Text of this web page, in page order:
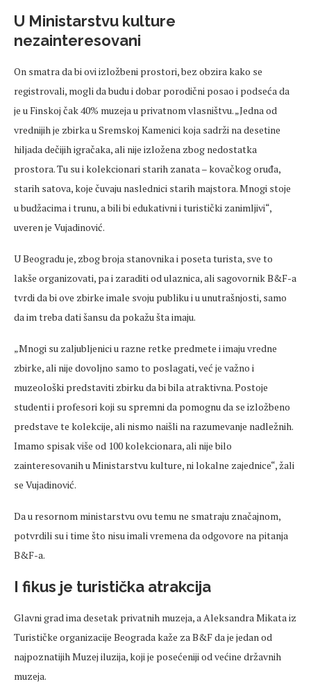
U Ministarstvu kulture
nezainteresovani
On smatra da bi ovi izložbeni prostori, bez obzira kako se
registrovali, mogli da budu i dobar porodični posao i podseća da
je u Finskoj čak 40% muzeja u privatnom vlasništvu. „Jedna od
vrednijih je zbirka u Sremskoj Kamenici koja sadrži na desetine
hiljada dečijih igračaka, ali nije izložena zbog nedostatka
prostora. Tu su i kolekcionari starih zanata – kovačkog oruđa,
starih satova, koje čuvaju naslednici starih majstora. Mnogi stoje
u budžacima i trunu, a bili bi edukativni i turistički zanimljivi“,
uveren je Vujadinović.
U Beogradu je, zbog broja stanovnika i poseta turista, sve to
lakše organizovati, pa i zaraditi od ulaznica, ali sagovornik B&F-a
tvrdi da bi ove zbirke imale svoju publiku i u unutrašnjosti, samo
da im treba dati šansu da pokažu šta imaju.
„Mnogi su zaljubljenici u razne retke predmete i imaju vredne
zbirke, ali nije dovoljno samo to poslagati, već je važno i
muzeološki predstaviti zbirku da bi bila atraktivna. Postoje
studenti i profesori koji su spremni da pomognu da se izložbeno
predstave te kolekcije, ali nismo naišli na razumevanje nadležnih.
Imamo spisak više od 100 kolekcionara, ali nije bilo
zainteresovanih u Ministarstvu kulture, ni lokalne zajednice“, žali
se Vujadinović.
Da u resornom ministarstvu ovu temu ne smatraju značajnom,
potvrdili su i time što nisu imali vremena da odgovore na pitanja
B&F-a.
I fikus je turistička atrakcija
Glavni grad ima desetak privatnih muzeja, a Aleksandra Mikata iz
Turističke organizacije Beograda kaže za B&F da je jedan od
najpoznatijih Muzej iluzija, koji je posećeniji od većine državnih
muzeja.